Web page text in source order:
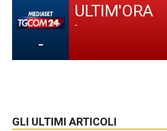
-
ULTIM'ORA
-
GLI ULTIMI ARTICOLI